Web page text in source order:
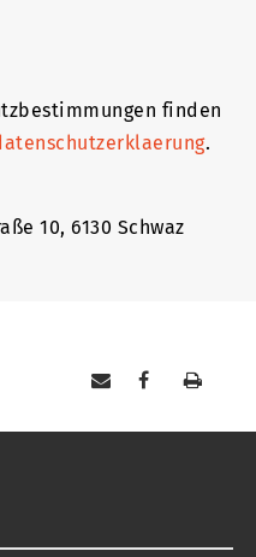
finden
.
10, 6130 Schwaz